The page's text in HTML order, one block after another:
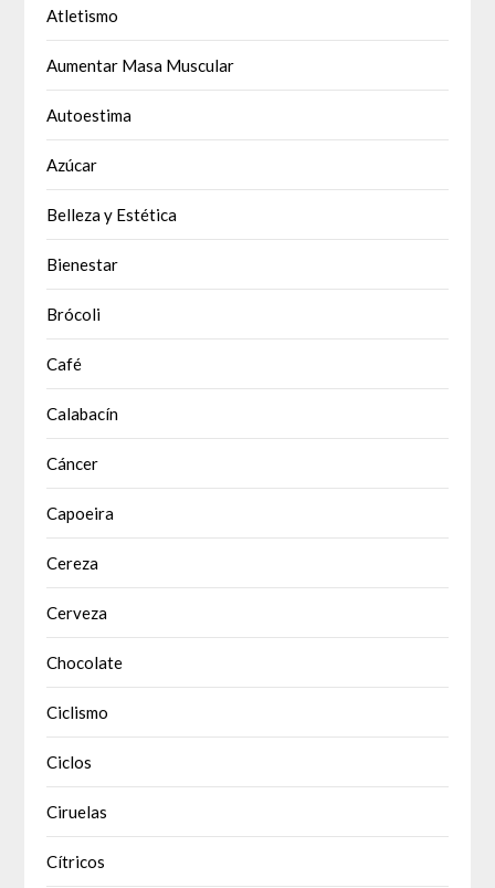
Atletismo
Aumentar Masa Muscular
Autoestima
Azúcar
Belleza y Estética
Bienestar
Brócoli
Café
Calabacín
Cáncer
Capoeira
Cereza
Cerveza
Chocolate
Ciclismo
Ciclos
Ciruelas
Cítricos